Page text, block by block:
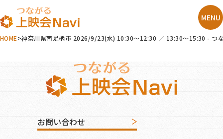
HOME 神奈川県南足柄市 2026/9/23(水) 10:30～12:30 ／ 13:30～15:30 - つ
お問い合わせ